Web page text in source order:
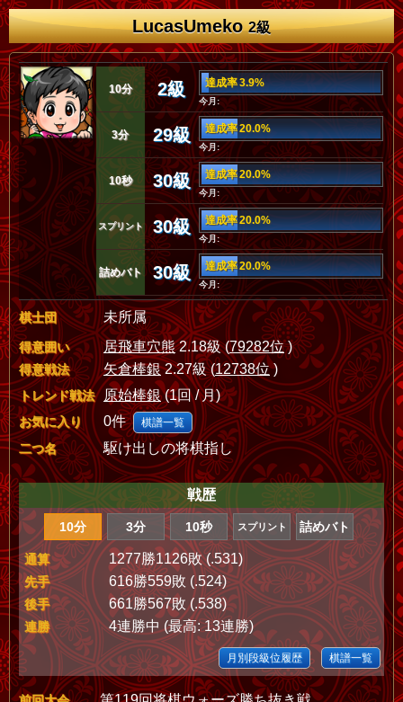
LucasUmeko2級
10分 2級 達成率 3.9%
今月:
3分 29級 達成率 20.0%
今月:
10秒 30級 達成率 20.0%
今月:
スプリント 30級 達成率 20.0%
今月:
詰めバト 30級 達成率 20.0%
今月:
棋士団 未所属
得意囲い 居飛車穴熊2.18級 (79282位)
得意戦法 矢倉棒銀2.27級 (12738位)
トレンド戦法 原始棒銀(1回 / 月)
お気に入り 0件 棋譜一覧
二つ名 駆け出しの将棋指し
戦歴
10分 3分 10秒 スプリント 詰めバト
通算 1277勝1126敗 (.531)
先手 616勝559敗 (.524)
後手 661勝567敗 (.538)
連勝 4連勝中 (最高: 13連勝)
月別段級位履歴 棋譜一覧